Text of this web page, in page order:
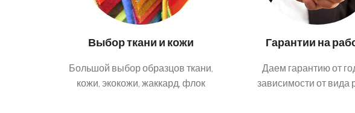
Выбор ткани и кожи
Большой выбор образцов ткани,
кожи, экокожи, жаккард, флок
Гарантии на
Даем гарантию от
зависимости от вида